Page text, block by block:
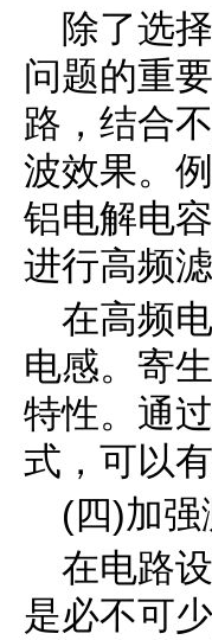
除了选
问题的重
路，结合
波效果。
铝电解电
进行高频滤
在高频
电感。寄
特性。通
式，可以
(四)加
在电路
是必不可